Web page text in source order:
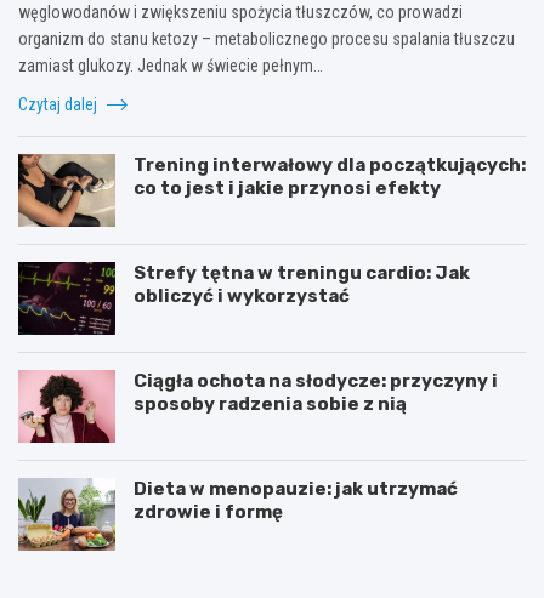
węglowodanów i zwiększeniu spożycia tłuszczów, co prowadzi
organizm do stanu ketozy – metabolicznego procesu spalania tłuszczu
zamiast glukozy. Jednak w świecie pełnym…
Czytaj dalej
Trening interwałowy dla początkujących:
co to jest i jakie przynosi efekty
Strefy tętna w treningu cardio: Jak
obliczyć i wykorzystać
Ciągła ochota na słodycze: przyczyny i
sposoby radzenia sobie z nią
Dieta w menopauzie: jak utrzymać
zdrowie i formę
J
Z